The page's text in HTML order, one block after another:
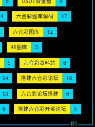
4 六合彩图库源码 17
六合彩图库 12
49图库 5
5 六合彩资料站 6
14 搭建六合彩论坛 16
13 六合彩论坛搭建 6
6 搭建六合彩开奖论坛 5